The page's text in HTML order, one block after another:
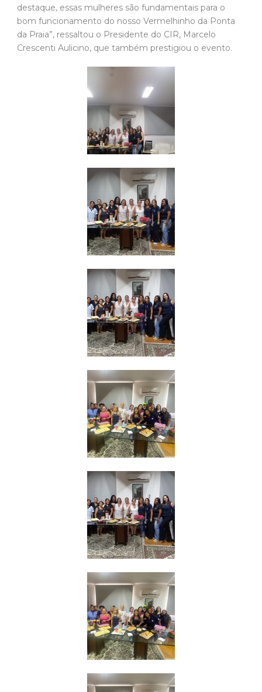
destaque, essas mulheres são fundamentais para o
bom funcionamento do nosso Vermelhinho da Ponta
da Praia”, ressaltou o Presidente do CIR, Marcelo
Crescenti Aulicino, que também prestigiou o evento.